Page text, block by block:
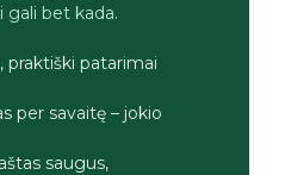
gali bet kada.
praktiški patarimai
per savaitę – jokio
saugus,